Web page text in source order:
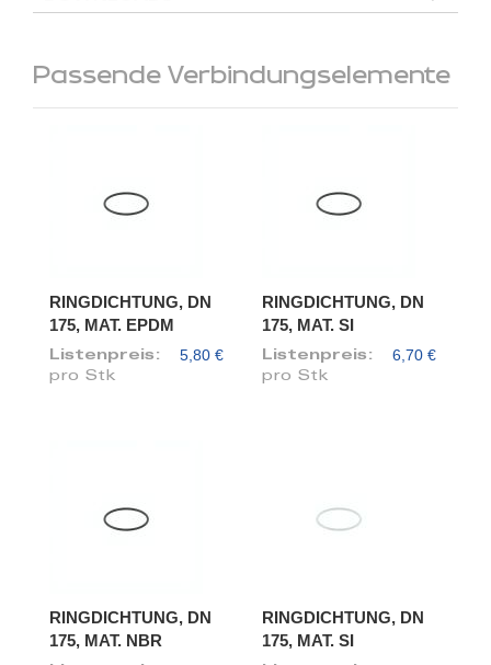
Passende Verbindungselemente
RINGDICHTUNG, DN
175, MAT. EPDM
Listenpreis: 5,80 €
pro Stk
RINGDICHTUNG, DN
175, MAT. SI
Listenpreis: 6,70 €
pro Stk
RINGDICHTUNG, DN
175, MAT. NBR
RINGDICHTUNG, DN
175, MAT. SI